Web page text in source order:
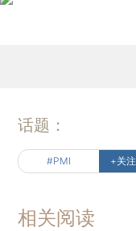
话题：
#PMI +关注
相关阅读